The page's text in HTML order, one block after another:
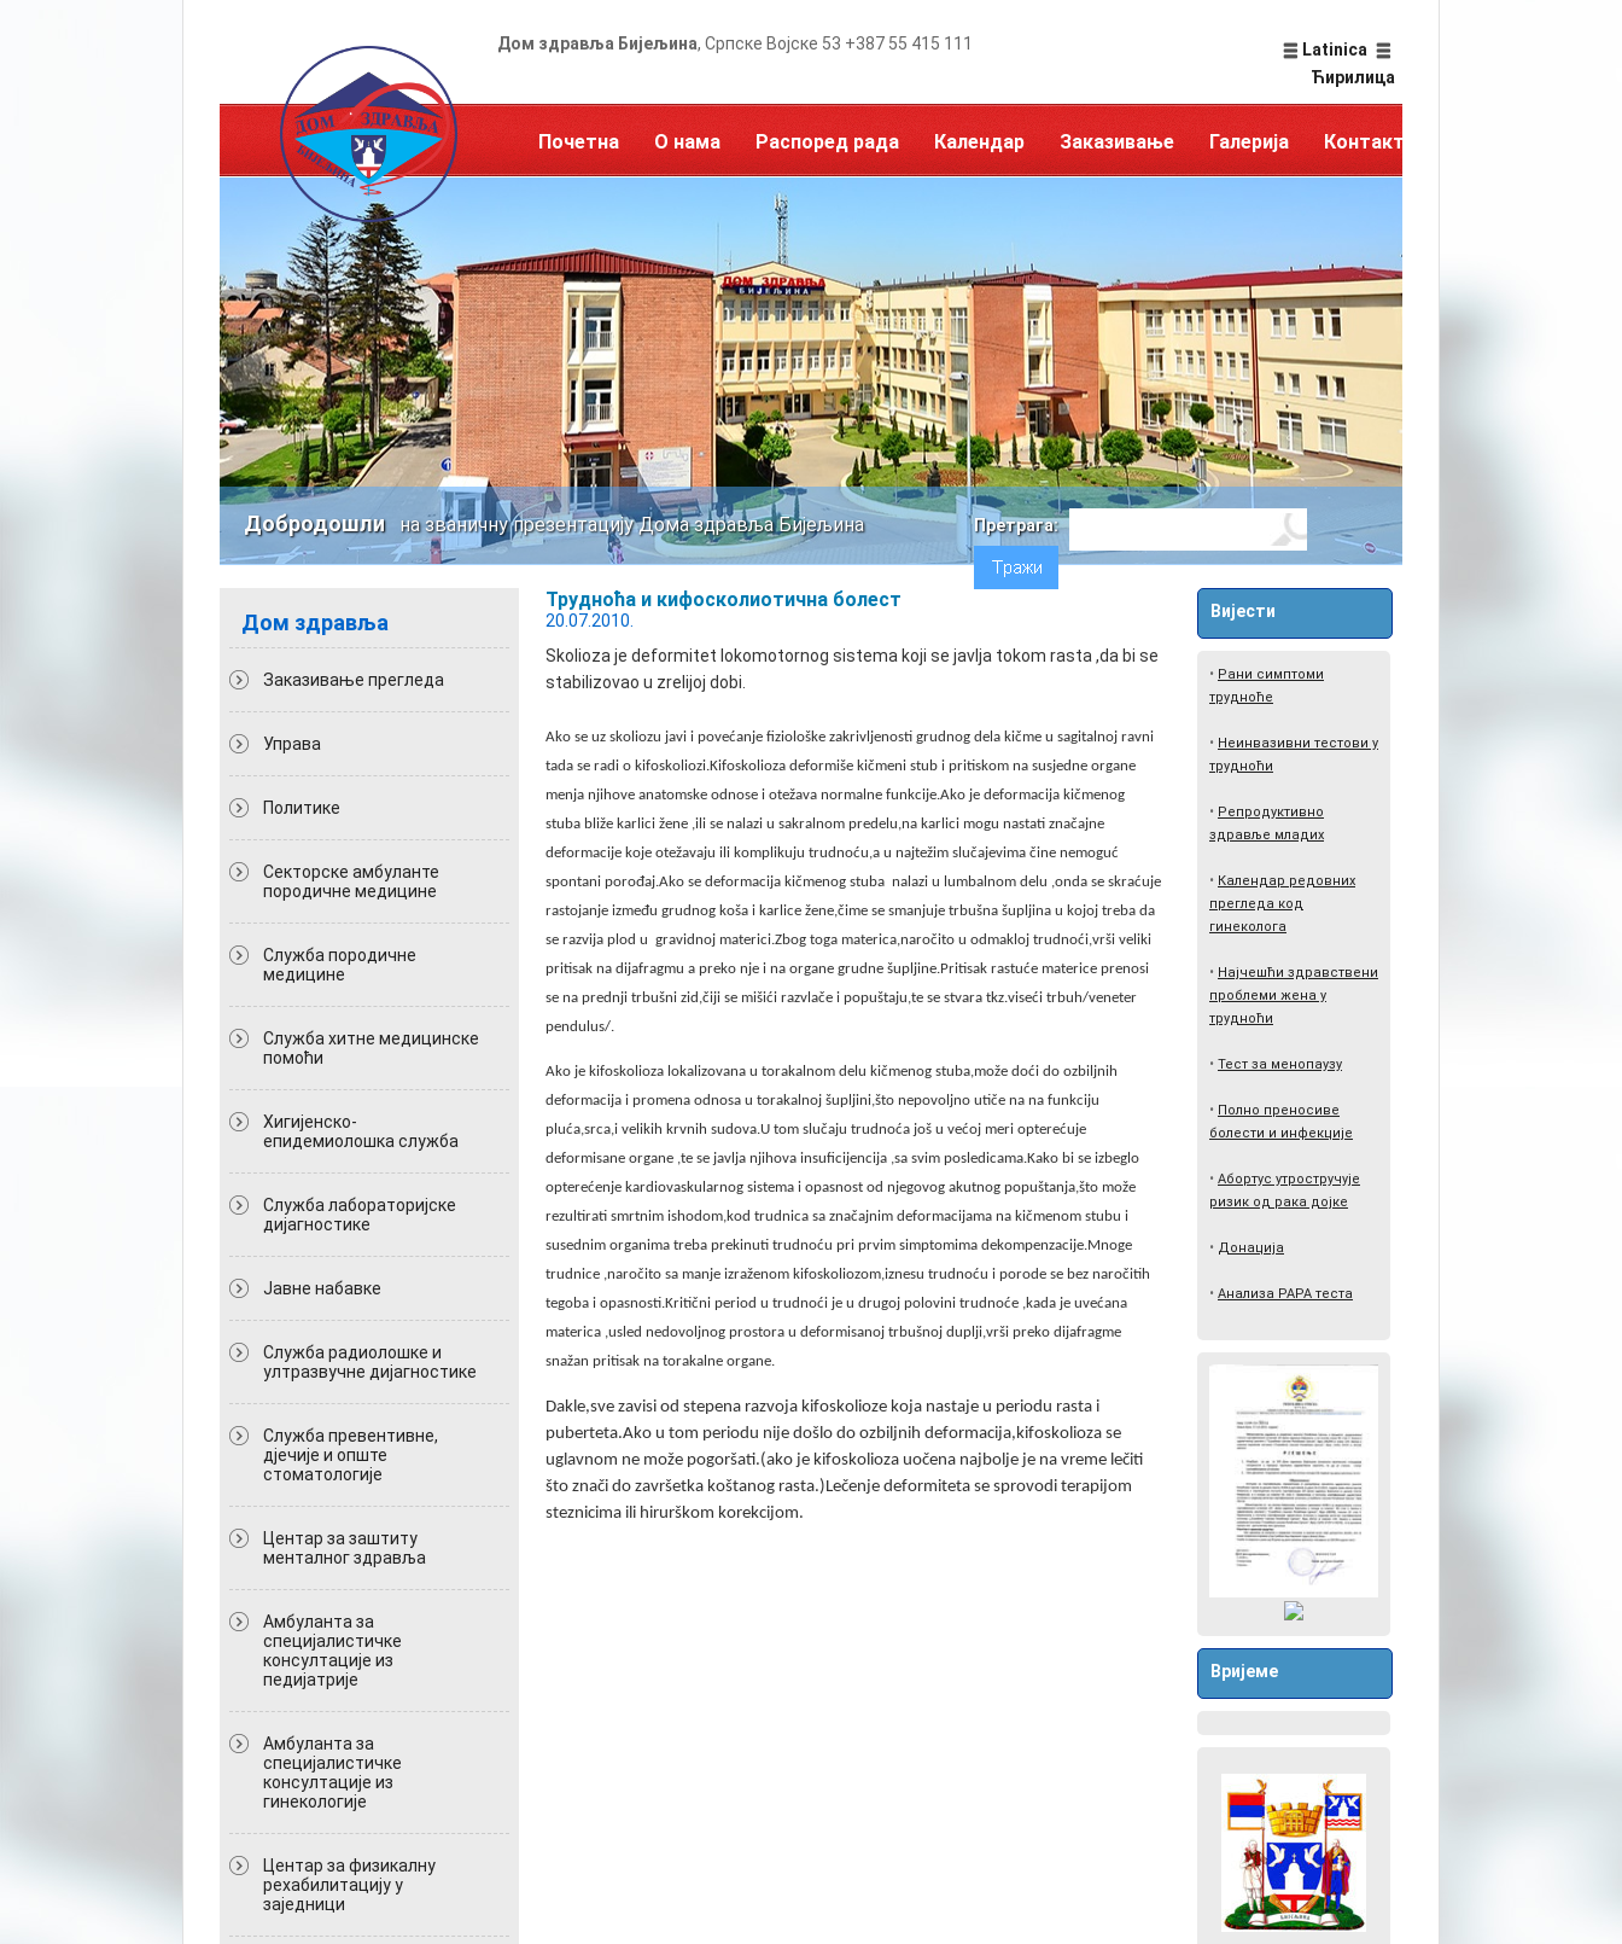
Дом здравља Бијељина, Српске Војске 53 +387 55 415 111
Latinica
Ћирилица
Почетна О нама Распоред рада Календар Заказивање Галерија Контакт
Добродошлина званичну презентацију Дома здравља Бијељина Претрага:
Дом здравља
Заказивање прегледа
Управа
Политикe
Секторске амбуланте
породичне медицине
Служба породичне
медицине
Служба хитне медицинске
помоћи
Хигијенско-
епидемиолошка служба
Служба лабораторијске
дијагностике
Јавне набавке
Служба радиолошке и
ултразвучне дијагностике
Служба превентивне,
дјечије и опште
стоматологије
Центар за заштиту
менталног здравља
Амбуланта за
специјалистичке
консултације из
педијатрије
Амбуланта за
специјалистичке
консултације из
гинекологије
Центар за физикалну
рехабилитацију у
заједници
Трудноћа и кифосколиотична болест
20.07.2010.
Skolioza je deformitet lokomotornog sistema koji se javlja tokom rasta ,da bi se
stabilizovao u zrelijoj dobi.
Ako se uz skoliozu javi i povećanje fiziološke zakrivljenosti grudnog dela kičme u sagitalnoj ravni
tada se radi o kifoskoliozi.Kifoskolioza deformiše kičmeni stub i pritiskom na susjedne organe
menja njihove anatomske odnose i otežava normalne funkcije.Ako je deformacija kičmenog
stuba bliže karlici žene ,ili se nalazi u sakralnom predelu,na karlici mogu nastati značajne
deformacije koje otežavaju ili komplikuju trudnoću,a u najtežim slučajevima čine nemoguć
spontani porođaj.Ako se deformacija kičmenog stuba nalazi u lumbalnom delu ,onda se skraćuje
rastojanje između grudnog koša i karlice žene,čime se smanjuje trbušna šupljina u kojoj treba da
se razvija plod u gravidnoj materici.Zbog toga materica,naročito u odmakloj trudnoći,vrši veliki
pritisak na dijafragmu a preko nje i na organe grudne šupljine.Pritisak rastuće materice prenosi
se na prednji trbušni zid,čiji se mišići razvlače i popuštaju,te se stvara tkz.viseći trbuh/veneter
pendulus/.
Ako je kifoskolioza lokalizovana u torakalnom delu kičmenog stuba,može doći do ozbiljnih
deformacija i promena odnosa u torakalnoj šupljini,što nepovoljno utiče na na funkciju
pluća,srca,i velikih krvnih sudova.U tom slučaju trudnoća još u većoj meri opterećuje
deformisane organe ,te se javlja njihova insuficijencija ,sa svim posledicama.Kako bi se izbeglo
opterećenje kardiovaskularnog sistema i opasnost od njegovog akutnog popuštanja,što može
rezultirati smrtnim ishodom,kod trudnica sa značajnim deformacijama na kičmenom stubu i
susednim organima treba prekinuti trudnoću pri prvim simptomima dekompenzacije.Mnoge
trudnice ,naročito sa manje izraženom kifoskoliozom,iznesu trudnoću i porode se bez naročitih
tegoba i opasnosti.Kritični period u trudnoći je u drugoj polovini trudnoće ,kada je uvećana
materica ,usled nedovoljnog prostora u deformisanoj trbušnoj duplji,vrši preko dijafragme
snažan pritisak na torakalne organe.
Dakle,sve zavisi od stepena razvoja kifoskolioze koja nastaje u periodu rasta i
puberteta.Ako u tom periodu nije došlo do ozbiljnih deformacija,kifoskolioza se
uglavnom ne može pogoršati.(ako je kifoskolioza uočena najbolje je na vreme lečiti
što znači do završetka koštanog rasta.)Lečenje deformiteta se sprovodi terapijom
steznicima ili hirurškom korekcijom.
Вијести
• Рани симптоми
трудноће
• Неинвазивни тестови у
трудноћи
• Репродуктивно
здравље младих
• Календар редовних
прегледа код
гинеколога
• Најчешћи здравствени
проблеми жена у
трудноћи
• Тест за менопаузу
• Полно преносиве
болести и инфекције
• Абортус утростручује
ризик од рака дојке
• Донација
• Анализа PAPA теста
Вријеме